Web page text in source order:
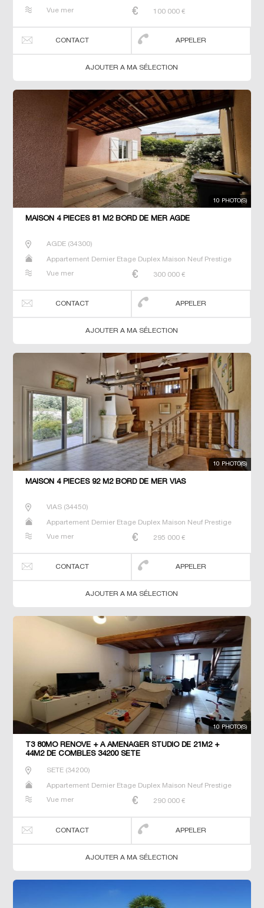
Vue mer
100 000 €
CONTACT APPELER
AJOUTER A MA SÉLECTION
10 PHOTO(S)
MAISON 4 PIECES 81 M2 BORD DE MER AGDE
AGDE(34300)
Appartement Dernier Etage Duplex Maison Neuf Prestige
Vue mer
300 000 €
CONTACT APPELER
AJOUTER A MA SÉLECTION
10 PHOTO(S)
MAISON 4 PIECES 92 M2 BORD DE MER VIAS
VIAS(34450)
Appartement Dernier Etage Duplex Maison Neuf Prestige
Vue mer
295 000 €
CONTACT APPELER
AJOUTER A MA SÉLECTION
10 PHOTO(S)
T3 80MO RÉNOVÉ + À AMÉNAGER STUDIO DE 21M2 +
44M2 DE COMBLES 34200 SETE
SETE(34200)
Appartement Dernier Etage Duplex Maison Neuf Prestige
Vue mer
290 000 €
CONTACT APPELER
AJOUTER A MA SÉLECTION